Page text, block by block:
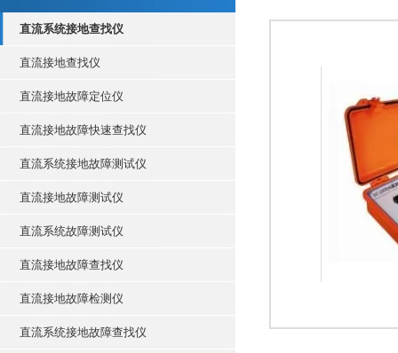
直流系统接地查找仪
直流接地查找仪
直流接地故障定位仪
直流接地故障快速查找仪
直流系统接地故障测试仪
直流接地故障测试仪
直流系统故障测试仪
直流接地故障查找仪
直流接地故障检测仪
直流系统接地故障查找仪